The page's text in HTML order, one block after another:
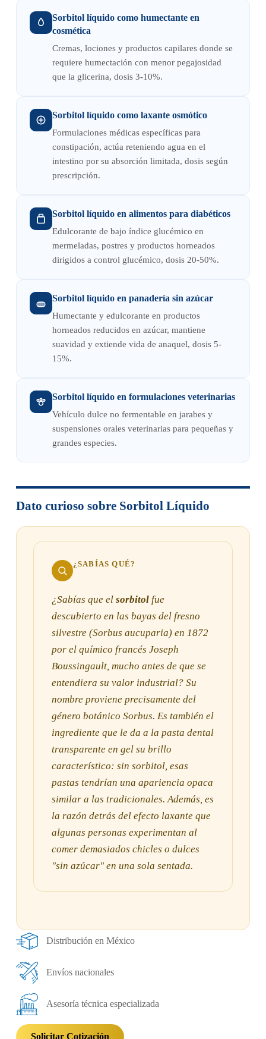
Sorbitol líquido como humectante en
cosmética
Cremas, lociones y productos capilares donde se
requiere humectación con menor pegajosidad
que la glicerina, dosis 3-10%.
Sorbitol líquido como laxante osmótico
Formulaciones médicas específicas para
constipación, actúa reteniendo agua en el
intestino por su absorción limitada, dosis según
prescripción.
Sorbitol líquido en alimentos para diabéticos
Edulcorante de bajo índice glucémico en
mermeladas, postres y productos horneados
dirigidos a control glucémico, dosis 20-50%.
Sorbitol líquido en panadería sin azúcar
Humectante y edulcorante en productos
horneados reducidos en azúcar, mantiene
suavidad y extiende vida de anaquel, dosis 5-
15%.
Sorbitol líquido en formulaciones veterinarias
Vehículo dulce no fermentable en jarabes y
suspensiones orales veterinarias para pequeñas y
grandes especies.
Dato curioso sobre Sorbitol Líquido
¿SABÍAS QUÉ?
¿Sabías que el sorbitolfue
descubierto en las bayas del fresno
silvestre (Sorbus aucuparia) en 1872
por el químico francés Joseph
Boussingault, mucho antes de que se
entendiera su valor industrial? Su
nombre proviene precisamente del
género botánico Sorbus. Es también el
ingrediente que le da a la pasta dental
transparente en gel su brillo
característico: sin sorbitol, esas
pastas tendrían una apariencia opaca
similar a las tradicionales. Además, es
la razón detrás del efecto laxante que
algunas personas experimentan al
comer demasiados chicles o dulces
"sin azúcar" en una sola sentada.
Distribución en México
Envíos nacionales
Asesoría técnica especializada
Solicitar Cotización